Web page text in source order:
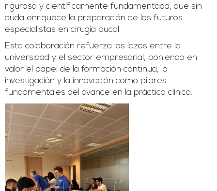
rigurosa y científicamente fundamentada, que sin
duda enriquece la preparación de los futuros
especialistas en cirugía bucal.
Esta colaboración refuerza los lazos entre la
universidad y el sector empresarial, poniendo en
valor el papel de la formación continua, la
investigación y la innovación como pilares
fundamentales del avance en la práctica clínica.